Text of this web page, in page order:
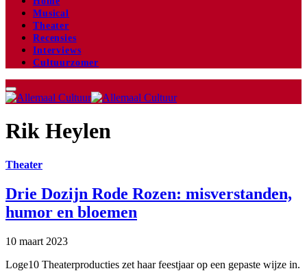
Musical
Theater
Recensies
Interviews
Cultuurzomer
Rik Heylen
Theater
Drie Dozijn Rode Rozen: misverstanden,
humor en bloemen
10 maart 2023
Loge10 Theaterproducties zet haar feestjaar op een gepaste wijze in.